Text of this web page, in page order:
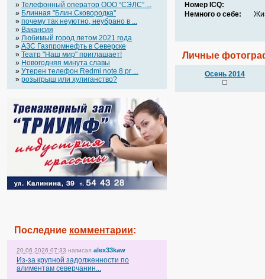
» Телефонный оператор OOO “СЭЛС” ...
» Блинная "Блин.Сковородка"
» почему так неуютно, неубрано в ...
» Вакансия
» Любимый город летом 2021 года
» АЗС Газпромнефть в Северске
» Театр "Наш мир" приглашает!
» Новогодняя минута славы
» Утерен телефон Redmi note 8 pr ...
» розыгрыш или хулиганство?
Последние комментарии:
20.06.2026 07:33 написал alex33kaw
Из-за крупной задолженности по
алиментам северчанин...
Номер ICQ:
Немного о себе:
Личные
Осень 2014